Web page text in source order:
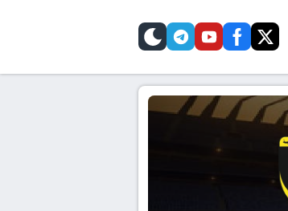
twitter
facebook
youtube
telegram
skin